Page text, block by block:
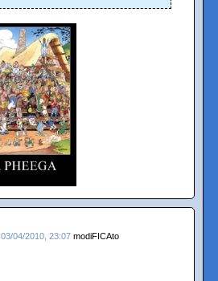
03/04/2010, 23:07 modiFICAto